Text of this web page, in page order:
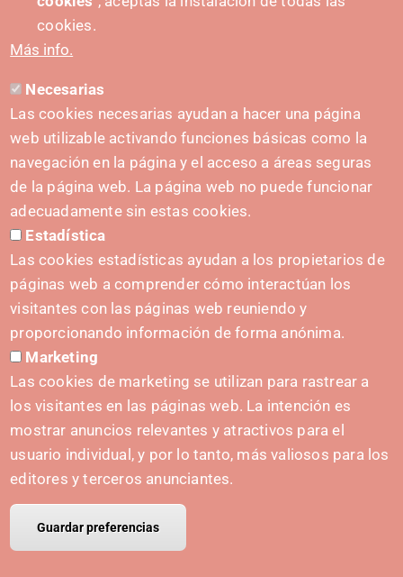
SUSTATZAILEA
HARREMANETARAKO
hola@irisnavarra.com
(+34) 628 23 12 32
C. del Sadar, 31006 Pamplona
Harremanetarako formularioa
Prentsa-kita
HASIERA EMATEA
Navarra Cybersecurity Center
Ekintzailetza babestea
cookies.
Más info.
Necesarias
Las cookies necesarias ayudan a hacer una página
web utilizable activando funciones básicas como la
navegación en la página y el acceso a áreas seguras
de la página web. La página web no puede funcionar
adecuadamente sin estas cookies.
Estadística
Las cookies estadísticas ayudan a los propietarios de
páginas web a comprender cómo interactúan los
visitantes con las páginas web reuniendo y
proporcionando información de forma anónima.
Marketing
Las cookies de marketing se utilizan para rastrear a
los visitantes en las páginas web. La intención es
mostrar anuncios relevantes y atractivos para el
usuario individual, y por lo tanto, más valiosos para los
editores y terceros anunciantes.
Guardar preferencias